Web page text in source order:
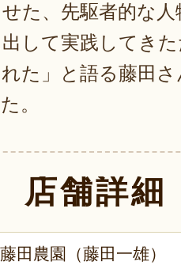
た、先駆者的な
して実践してき
た」と語る藤田
。
店舗詳細
藤田農園（藤田一雄）